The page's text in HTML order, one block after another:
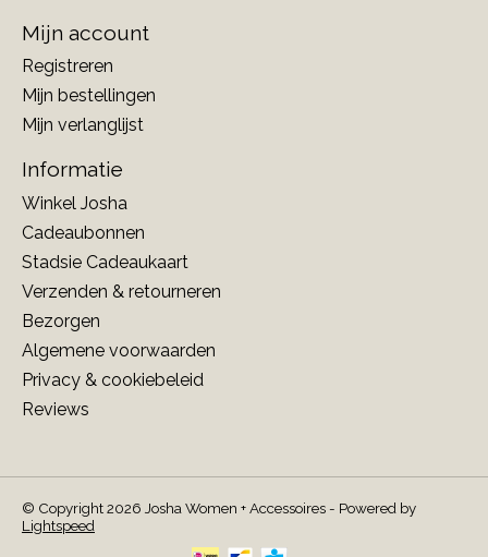
Mijn account
Registreren
Mijn bestellingen
Mijn verlanglijst
Informatie
Winkel Josha
Cadeaubonnen
Stadsie Cadeaukaart
Verzenden & retourneren
Bezorgen
Algemene voorwaarden
Privacy & cookiebeleid
Reviews
© Copyright 2026 Josha Women + Accessoires - Powered by
Lightspeed